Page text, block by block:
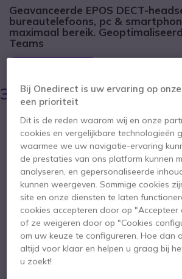
Geavanceerde EPOS DECT-
bureautelefoons, pc &
maximaal bereik.
Teams
334,95 €
Aantal
IN
OFFERTE BINNEN 4
1 producten op voorraad
2 jaarFabrieksgarantie
Bij Onedirect is uw ervaring op
een prioriteit
Dit is de reden waarom wij en onze
cookies en vergelijkbare technologieën
waarmee we uw navigatie-ervaring
de prestaties van ons platform kunnen
analyseren, en gepersonaliseerde
kunnen weergeven. Sommige cookies
site en onze diensten te laten
cookies accepteren door op "Accepteer
of ze weigeren door op "Cookies
om uw keuze te configureren. Hoe dan
altijd voor klaar en helpen u graag bij
u zoekt!